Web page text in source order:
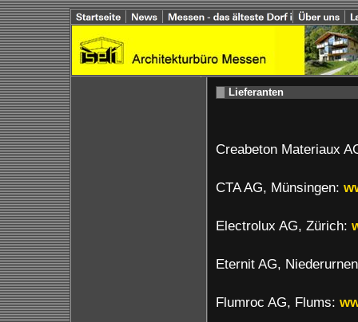
Lieferanten
Creabeton Materiaux
CTA AG, Münsingen:
Electrolux AG, Zürich:
Eternit AG,
Flumroc AG, Flums: